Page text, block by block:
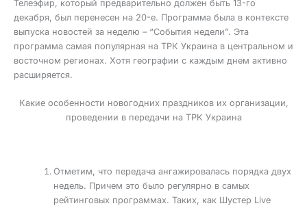
Телеэфир, который предварительно должен быть 13-го
декабря, был перенесен на 20-е. Программа была в контексте
выпуска новостей за неделю – “События недели”. Эта
программа самая популярная на ТРК Украина в центральном и
восточном регионах. Хотя географии с каждым днем активно
расширяется.
Какие особенности новогодних праздников их организации,
проведении в передачи на ТРК Украина
Отметим, что передача ангажировалась порядка двух
недель. Причем это было регулярно в самых
рейтинговых программах. Таких, как Шустер Live